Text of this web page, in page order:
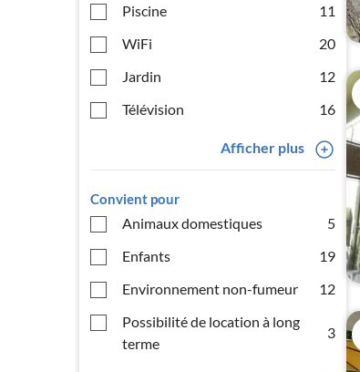
Piscine
11
WiFi
20
Jardin
12
Télévision
16
Afficher plus
Convient pour
Animaux domestiques
5
Enfants
19
Environnement non-fumeur
12
Possibilité de location à long
terme
3